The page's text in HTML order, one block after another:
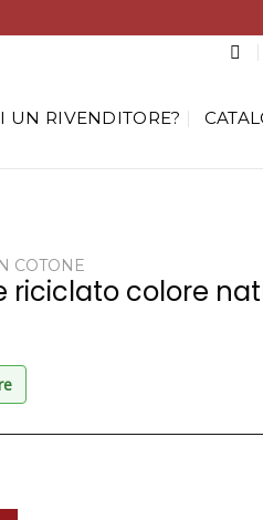
UN RIVENDITORE?
COTONE
riciclato colore